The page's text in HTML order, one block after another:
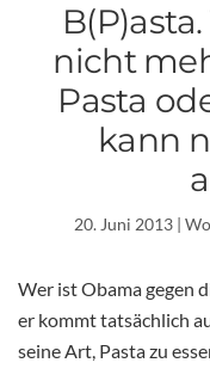
nicht
Pasta
kann
20. Juni 2013 |
Wer ist Obama gegen
er kommt tatsächlich
seine Art, Pasta zu